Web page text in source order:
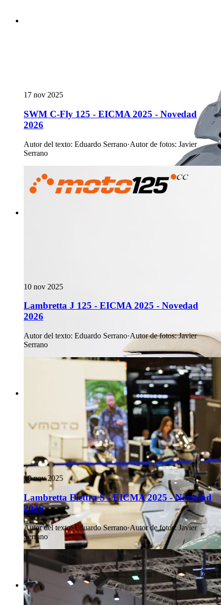
17 nov 2025
SWM C-Fly 125 - EICMA 2025 - Novedad
2026
Autor del texto: Eduardo Serrano·Autor de fotos: Javier
Serrano
10 nov 2025
Lambretta J 125 - EICMA 2025 - Novedad
2026
Autor del texto: Eduardo Serrano·Autor de fotos: Javier
Serrano
10 nov 2025
Lambretta Elettra S - EICMA 2025 - Novedad
2026
Autor del texto: Eduardo Serrano·Autor de fotos: Javier
Serrano